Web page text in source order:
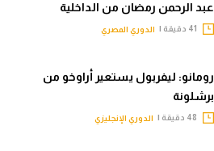
عبد الرحمن رمضان من الداخلية
الدوري المصري
رومانو: ليفربول يستعير أراوخو من
برشلونة
الدوري الإنجليزي